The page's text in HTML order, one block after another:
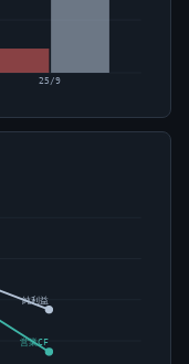
25/9
営業CF
純利益